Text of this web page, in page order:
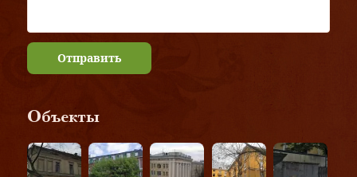
Отправить
Объекты